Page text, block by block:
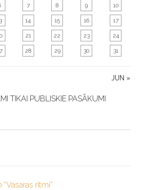
JUN »
7 8 9 10
14 15 16 17
21 22 23 24
28 29 30 31
TIKAI PUBLISKIE PASĀKUMI
“Vasaras ritmi”